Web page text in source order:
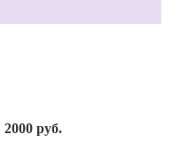
2000 руб.